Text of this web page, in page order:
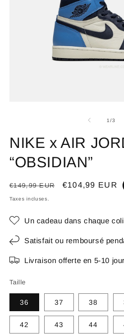
1/de
3
NIKE x AIR
“OBSIDIAN”
Prix
habituel
€149,99 EUR
Prix
€104,99 EUR
Taxes incluses.
Un cadeau dans chaque
Satisfait ou remboursé
Livraison offerte en 5-10
Taille
36 37 38
42 43 44